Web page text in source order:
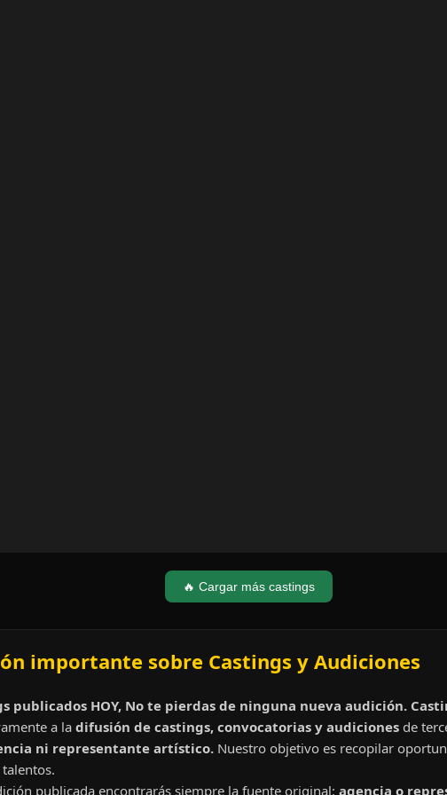
🔥 Cargar más castings
importante sobre Castings y Audiciones
publicados HOY, No te pierdas de ninguna nueva audición.
a ladifusión de castings, convocatorias y audiciones de
ni representante artístico. Nuestro objetivo es recopilar
publicada encontrarás siempre la fuente original: agencia o